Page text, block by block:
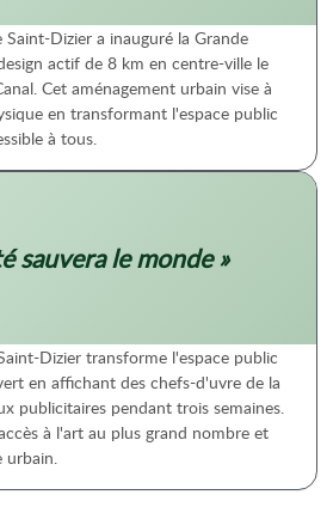
Saint-Dizier a inauguré la Grande
actif de 8 km en centre-ville le
Cet aménagement urbain vise à
en transformant l'espace public
à tous.
sauvera le monde »
Dizier transforme l'espace public
en affichant des chefs-d'uvre de la
publicitaires pendant trois semaines.
à l'art au plus grand nombre et
urbain.